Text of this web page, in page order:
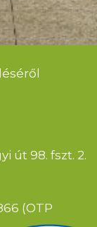
út 98. fszt. 2.
(OTP